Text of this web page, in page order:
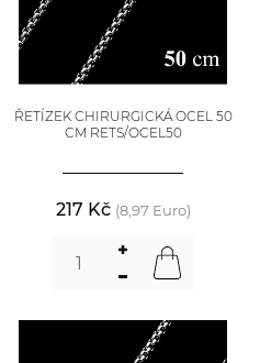
ŘETÍZEK CHIRURGICKÁ OCEL 50
CM RETS/OCEL50
217 Kč (8,97 Euro)